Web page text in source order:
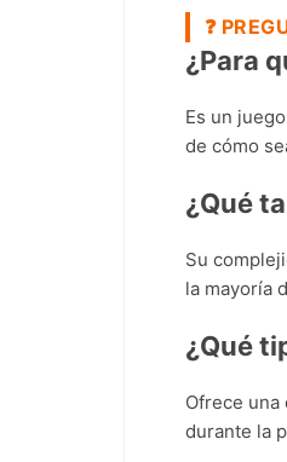
❓
¿Para
Es un
de cómo
¿Qué
Su
la mayoría
¿Qué
Ofrece
durante la